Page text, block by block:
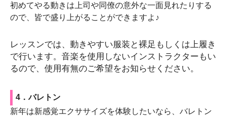
初めてやる動きは上司や同僚の意外な一面見れたりする
ので、皆で盛り上がることができますよ♪
レッスンでは、動きやすい服装と裸足もしくは上履き
で行います。音楽を使用しないインストラクターもい
るので、使用有無のご希望をお知らせください。
4．バレトン
新年は新感覚エクササイズを体験したいなら、バレトン